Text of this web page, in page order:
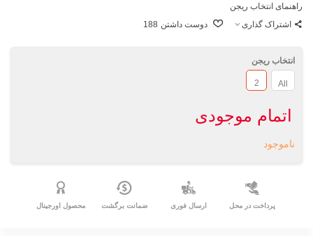
راهنمای انتخاب ریجن
اشتراک گذاری
دوست داشتن 188
انتخاب ریجن
All
2
اتمام موجودی
ناموجود
پرداخت در محل ارسال فوری ضمانت برگشت محصول اورجینال